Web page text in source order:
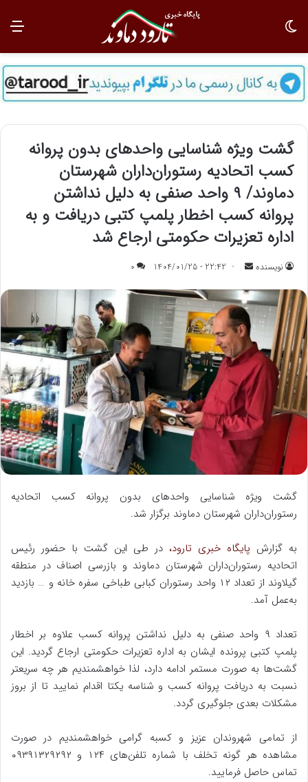
گشت ویژه شناسایی واحدهای بدون پروانه
کسب اتحادیه رستوران‌داران شهرستان
دماوند/ ۹ واحد صنفی به دلیل نداشتن
پروانه کسب اخطار پلمپ کتبی دریافت و به
اداره تعزیرات حکومتی ارجاع شد
نویسنده
س
ل
ب
ه
ا
م
ی
22:42 - 1404/01/25
0
گشت ویژه شناسایی واحدهای بدون پروانه کسب اتحادیه
رستوران‌داران شهرستان دماوند برگزار شد.
به گزارش پایگاه خبری تارود، در طی این گشت با حضور رئیس
اتحادیه رستوران‌داران شهرستان دماوند و بازرسی اصناف در منطقه
گیلاوند از تعداد ۱۲ واحد رستوران کبابی طباخی سفره خانه و … بازدید
به‌عمل آمد.
تعداد ۹ واحد صنفی به دلیل نداشتن پروانه کسب علاوه بر اخطار
پلمپ کتبی پرونده ایشان به اداره تعزیرات حکومتی ارجاع گردید. این
گشت‌ها به صورت مستمر ادامه دارد، لذا خواهشمندیم هر چه سریعتر
نسبت به دریافت پروانه کسب و شناسه یکتا اقدام نمایید تا از بروز
مشکلات بعدی جلوگیری گردد.
از تمامی شهروندان عزیز و کسبه گرامی خواهشمندیم در صورت
مشاهده هر گونه تخلف با شماره تلفن‌های ۱۲۴ و ۰۹۳۹۱۳۲۹۲۹۲
تماس حاصل فرمایید.